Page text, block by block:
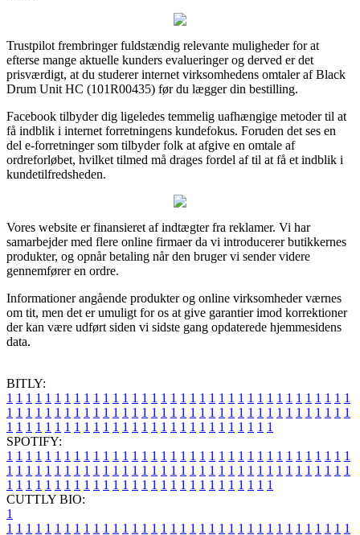
Trustpilot frembringer fuldstændig relevante muligheder for at
efterse mange aktuelle kunders evalueringer og derved er det
prisværdigt, at du studerer internet virksomhedens omtaler af Black
Drum Unit HC (101R00435) før du lægger din bestilling.
Facebook tilbyder dig ligeledes temmelig uafhængige metoder til at
få indblik i internet forretningens kundefokus. Foruden det ses en
del e-forretninger som tilbyder folk at afgive en omtale af
ordreforløbet, hvilket tilmed må drages fordel af til at få et indblik i
kundetilfredsheden.
Vores website er finansieret af indtægter fra reklamer. Vi har
samarbejder med flere online firmaer da vi introducerer butikkernes
produkter, og opnår betaling når den bruger vi sender videre
gennemfører en ordre.
Informationer angående produkter og online virksomheder værnes
om tit, men det er umuligt for os at give garantier imod korrektioner
der kan være udført siden vi sidste gang opdaterede hjemmesidens
data.
BITLY:
1 1 1 1 1 1 1 1 1 1 1 1 1 1 1 1 1 1 1 1 1 1 1 1 1 1 1 1 1 1 1 1 1 1 1 1
1 1 1 1 1 1 1 1 1 1 1 1 1 1 1 1 1 1 1 1 1 1 1 1 1 1 1 1 1 1 1 1 1 1 1 1
1 1 1 1 1 1 1 1 1 1 1 1 1 1 1 1 1 1 1 1 1 1 1 1 1 1 1 1
SPOTIFY:
1 1 1 1 1 1 1 1 1 1 1 1 1 1 1 1 1 1 1 1 1 1 1 1 1 1 1 1 1 1 1 1 1 1 1 1
1 1 1 1 1 1 1 1 1 1 1 1 1 1 1 1 1 1 1 1 1 1 1 1 1 1 1 1 1 1 1 1 1 1 1 1
1 1 1 1 1 1 1 1 1 1 1 1 1 1 1 1 1 1 1 1 1 1 1 1 1 1 1 1
CUTTLY BIO:
1
1 1 1 1 1 1 1 1 1 1 1 1 1 1 1 1 1 1 1 1 1 1 1 1 1 1 1 1 1 1 1 1 1 1 1 1